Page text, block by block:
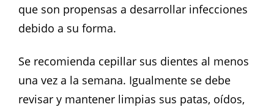
que son propensas a desarrollar infecciones
debido a su forma.
Se recomienda cepillar sus dientes al menos
una vez a la semana. Igualmente se debe
revisar y mantener limpias sus patas, oídos,